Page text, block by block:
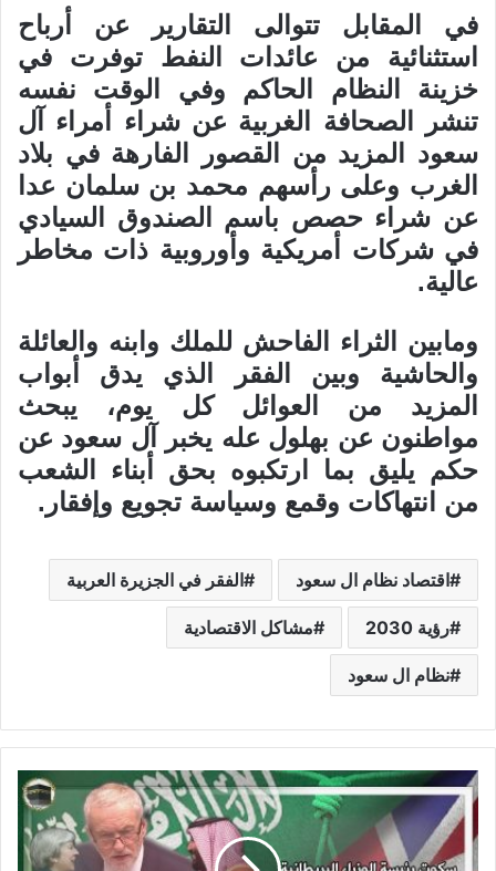
في المقابل تتوالى التقارير عن أرباح
استثنائية من عائدات النفط توفرت في
خزينة النظام الحاكم وفي الوقت نفسه
تنشر الصحافة الغربية عن شراء أمراء آل
سعود المزيد من القصور الفارهة في بلاد
الغرب وعلى رأسهم محمد بن سلمان عدا
عن شراء حصص باسم الصندوق السيادي
في شركات أمريكية وأوروبية ذات مخاطر
عالية.
ومابين الثراء الفاحش للملك وابنه والعائلة
والحاشية وبين الفقر الذي يدق أبواب
المزيد من العوائل كل يوم، يبحث
مواطنون عن بهلول عله يخبر آل سعود عن
حكم يليق بما ارتكبوه بحق أبناء الشعب
من انتهاكات وقمع وسياسة تجويع وإفقار.
اقتصاد نظام ال سعود الفقر في الجزيرة العربية
رؤية 2030 مشاكل الاقتصادية
نظام ال سعود